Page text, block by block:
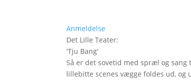
Anmeldelse
Det Lille Teater:
'Tju Bang'
Så er det sovetid med spræl og sang
lillebitte scenes vægge foldes ud,